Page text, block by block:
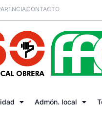
CONTACTO
Admón. local